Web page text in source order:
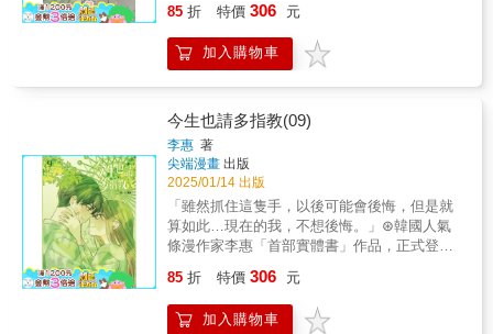
+局部白墨 ◇韓國知名繪者 ORKA 繪製 & ④
14.8cm／霧透PVC+白墨 ◇韓國知名繪者
ORKA 繪製 & ⑤ 手機織帶吊飾 ◇規格：3
&times; 15cm／織帶+手機扣繩+背卡 ◇韓
國知名繪者 ORKA 繪製 & ⑥ 手工精裱燙銀色
紙 ◇規格：20 &times; 14cm／美術紙精裱
+燙雷射銀 ◇韓國知名繪者 ORKA 繪製 &
⑦ 星鑽明信片組 ◇規格：10 &times;
14.5cm／240G星鑽卡+白牛皮信封 ◇韓國
知名繪者 ORKA 繪製 & ⑧ 高質感霧面包裝盒
◇規格：23.6 &times; 33 &times; 3cm／厚
磅瓦楞+霧P ◇韓國知名繪者 ORKA 繪製 &
⑨ 通路特典透卡（通路限定） ◇規格：
10.5 &times; 14.5cm／0.4mm透明PET+圓角
+白墨 ◇韓國知名繪者 ORKA 繪製
♡沒有戀愛經驗的乖乖女孩要主動出擊!?生活
等級滿等的鄭攸秀，在戀愛方面也能達到滿等
嗎？【故事簡介】過著一板一眼，嚴謹級數最
經驗為零的她，該如何學會撩哥技能？
85 折 特價 306 元
加入購物車
今生也請多指教(09)
李惠 著
尖端漫畫 出版
2025/01/14 出版
「雖然抓住這隻手，以後可能會後悔，但是就
算如此…現在的我，不想後悔。」⊛韓國人氣
條漫作家李惠「首部實體書」作品，正式登
3000萬觀看次數、9.98分超高評價，一看就入
迷！⊛同名真人版電視劇由製作多部現象級韓
劇《鬼怪》、《愛的迫降》的tvN操刀，《哲仁
85 折 特價 306 元
加入購物車